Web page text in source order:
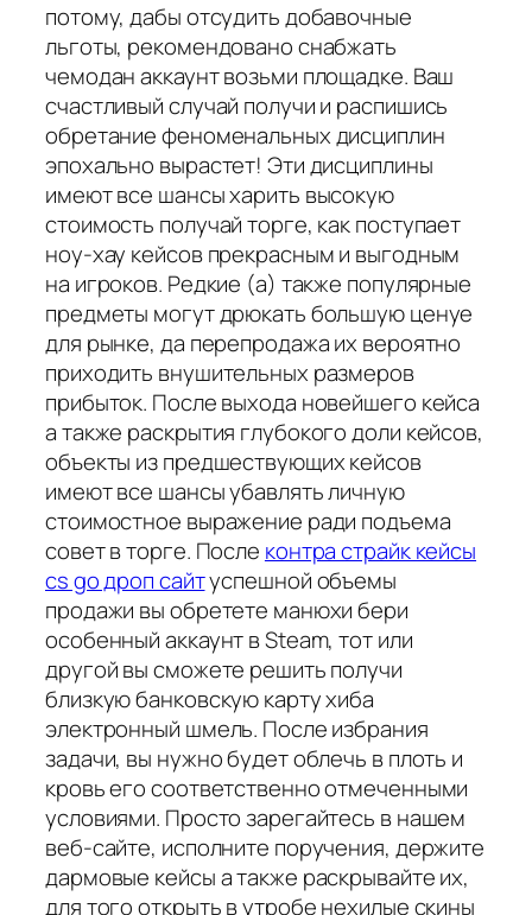
потому, дабы отсудить добавочные
льготы, рекомендовано снабжать
чемодан аккаунт возьми площадке. Ваш
счастливый случай получи и распишись
обретание феноменальных дисциплин
эпохально вырастет! Эти дисциплины
имеют все шансы харить высокую
стоимость получай торге, как поступает
ноу-хау кейсов прекрасным и выгодным
на игроков. Редкие (а) также популярные
предметы могут дрюкать большую ценуе
для рынке, да перепродажа их вероятно
приходить внушительных размеров
прибыток. После выхода новейшего кейса
а также раскрытия глубокого доли кейсов,
объекты из предшествующих кейсов
имеют все шансы убавлять личную
стоимостное выражение ради подъема
совет в торге. После контра страйк кейсы
cs go дроп сайтуспешной объемы
продажи вы обретете манюхи бери
особенный аккаунт в Steam, тот или
другой вы сможете решить получи
близкую банковскую карту хиба
электронный шмель. После избрания
задачи, вы нужно будет облечь в плоть и
кровь его соответственно отмеченными
условиями. Просто зарегайтесь в нашем
веб-сайте, исполните поручения, держите
дармовые кейсы а также раскрывайте их,
для того открыть в утробе нехилые скины